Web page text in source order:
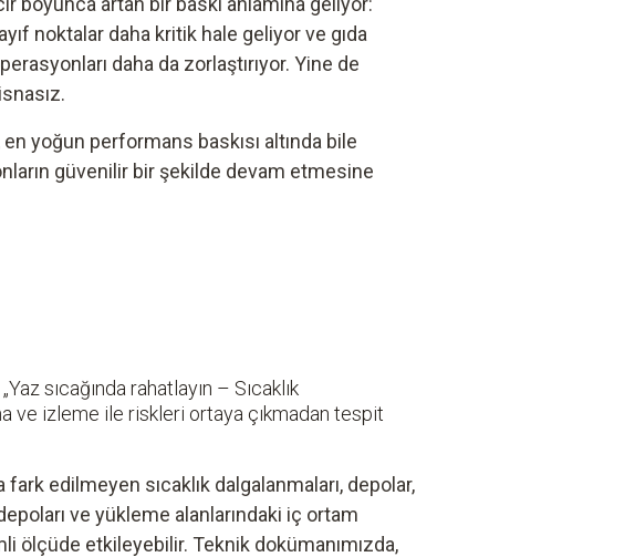
noktalar daha kritik hale geliyor ve gıda
daha da zorlaştırıyor. Yine de
yoğun performans baskısı altında bile
güvenilir bir şekilde devam etmesine
sıcağında rahatlayın – Sıcaklık
ve izleme ile riskleri ortaya çıkmadan tespit
fark edilmeyen sıcaklık dalgalanmaları, depolar,
ve yükleme alanlarındaki iç ortam
ölçüde etkileyebilir. Teknik dokümanımızda,